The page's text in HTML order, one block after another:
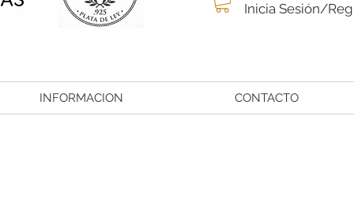
Inicia Sesión/
INFORMACION CONTACTO